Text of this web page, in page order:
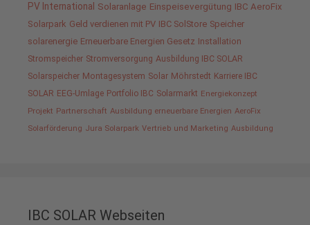
PV International Solaranlage Einspeisevergütung IBC AeroFix
Solarpark Geld verdienen mit PV IBC SolStore Speicher
solarenergie Erneuerbare Energien Gesetz Installation
Stromspeicher Stromversorgung Ausbildung IBC SOLAR
Solarspeicher Montagesystem Solar Möhrstedt Karriere IBC
SOLAR EEG-Umlage Portfolio IBC Solarmarkt Energiekonzept
Projekt Partnerschaft Ausbildung erneuerbare Energien AeroFix
Solarförderung Jura Solarpark Vertrieb und Marketing Ausbildung
IBC SOLAR Webseiten